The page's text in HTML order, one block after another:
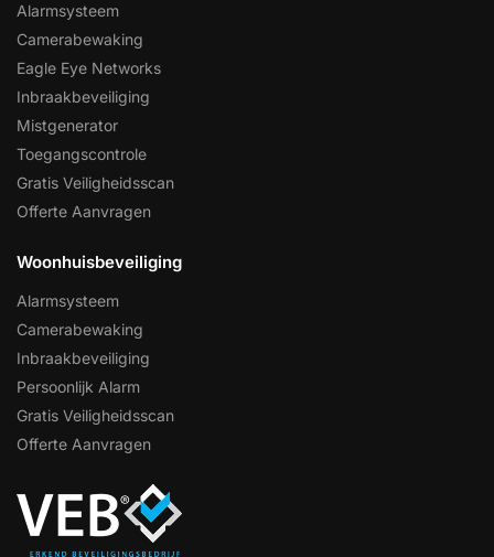
Alarmsysteem
Camerabewaking
Eagle Eye Networks
Inbraakbeveiliging
Mistgenerator
Toegangscontrole
Gratis Veiligheidsscan
Offerte Aanvragen
Woonhuisbeveiliging
Alarmsysteem
Camerabewaking
Inbraakbeveiliging
Persoonlijk Alarm
Gratis Veiligheidsscan
Offerte Aanvragen